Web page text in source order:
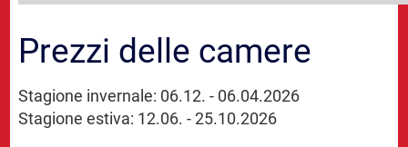
Prezzi delle camere
Stagione invernale: 06.12. - 06.04.2026
Stagione estiva: 12.06. - 25.10.2026